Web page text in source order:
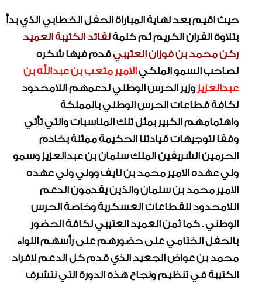
حيث اقيم بعد نهاية المباراة الحفل الخطابي الذي بدأ
بتلاوة القران الكريم ثم كلمةلقائد الكتيبة العميد
ركن محمد بن فوزان العتيبيقدم فيها شكره
لصاحب السمو الملكيالامير متعب بن عبدالله بن
عبدالعزيز وزير الحرس الوطني لدعمهم اللامحدود
لكافة قطاعات الحرس الوطني بالمملكة
واهتمامهم الكبير بمثل تلك المناسبات والتي تأتي
وفقا لتوجيهات قيادتنا الحكيمة ممثلة بخادم
الحرمين الشريفين الملك سلمان بن عبدالعزيز وسمو
ولي عهده الامير محمد بن نايف وولي ولي عهده
الامير محمد بن سلمان والذين يقدمون الدعم
اللامحدود للقطاعات العسكرية وخاصة الحرس
الوطني . كما ثمن العميد العتيبي لكافة الحضور
بالحفل الختامي على حضورهم على رأسهم اللواء
محمد بن عواض الجعيد الذي قدم كل الدعم لافراد
الكتيبة في تنظيم ونجاح هذه الدورة التي نتشرف